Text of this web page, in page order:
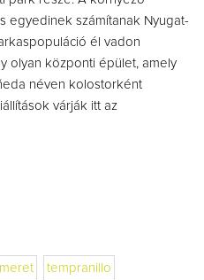
egyedinek számítanak Nyugat-
él vadon
olyan központi épület, amely
néven kolostorként
várják itt az
tempranillo